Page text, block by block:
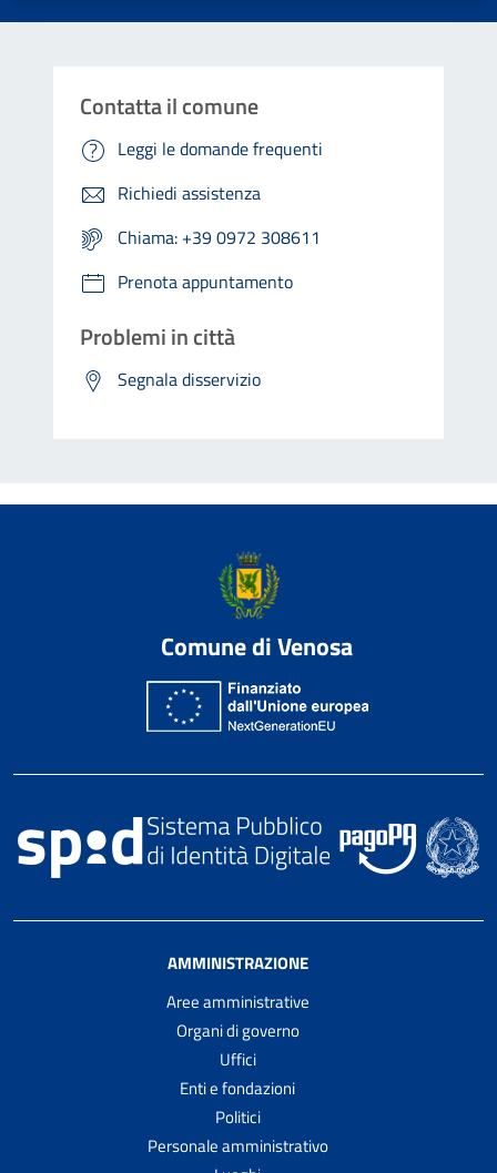
Contatta il comune
Leggi le domande frequenti
Richiedi assistenza
Chiama: +39 0972 308611
Prenota appuntamento
Problemi in città
Segnala disservizio
Comune di Venosa
AMMINISTRAZIONE
Aree amministrative
Organi di governo
Uffici
Enti e fondazioni
Politici
Personale amministrativo